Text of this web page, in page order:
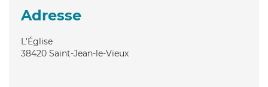
Adresse
L'Église
38420 Saint-Jean-le-Vieux